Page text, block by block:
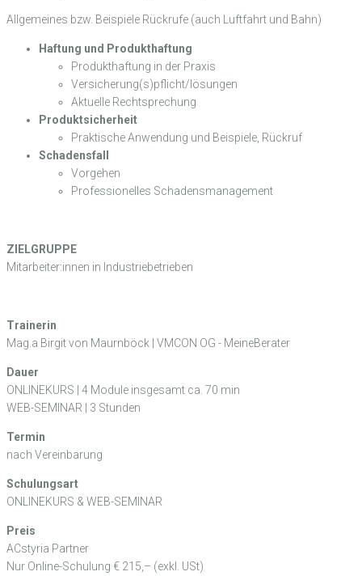
Allgemeines bzw. Beispiele Rückrufe (auch Luftfahrt und Bahn)
Haftung und Produkthaftung
Produkthaftung in der Praxis
Versicherung(s)pflicht/lösungen
Aktuelle Rechtsprechung
Produktsicherheit
Praktische Anwendung und Beispiele, Rückruf
Schadensfall
Vorgehen
Professionelles Schadensmanagement
ZIELGRUPPE
Mitarbeiter:innen in Industriebetrieben
Trainerin
Mag.a Birgit von Maurnböck | VMCON OG - MeineBerater
Dauer
ONLINEKURS | 4 Module insgesamt ca. 70 min
WEB-SEMINAR | 3 Stunden
Termin
nach Vereinbarung
Schulungsart
ONLINEKURS & WEB-SEMINAR
Preis
ACstyria Partner
Nur Online-Schulung € 215,– (exkl. USt)